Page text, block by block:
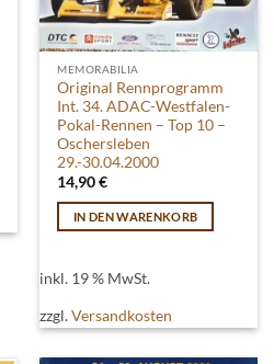
MEMORABILIA
Original Rennprogramm
Int. 34. ADAC-Westfalen-
Pokal-Rennen – Top 10 –
Oschersleben
29.-30.04.2000
14,90€
IN DEN WARENKORB
inkl. 19 % MwSt.
zzgl.Versandkosten